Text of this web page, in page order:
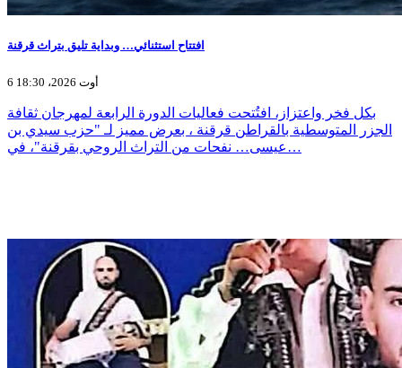
افتتاح استثنائي… وبداية تليق بتراث قرقنة
6 أوت 2026، 18:30
بكل فخر واعتزاز، افتُتحت فعاليات الدورة الرابعة لمهرجان ثقافة
الجزر المتوسطية بالقراطن قرقنة ، بعرض مميز لـ "حزب سيدي بن
عيسى… نفحات من التراث الروحي بقرقنة"، في…